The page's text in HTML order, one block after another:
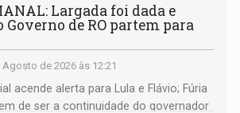
Largada foi dada e
Governo de RO partem para
Agosto de 2026 às 12:21
acende alerta para Lula e Flávio; Fúria
de ser a continuidade do governador